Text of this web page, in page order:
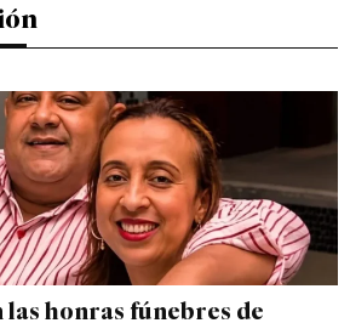
las honras fúnebres de